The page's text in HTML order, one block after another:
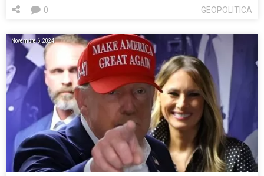
GEOPOLITICA
0
Novembre 6, 2024